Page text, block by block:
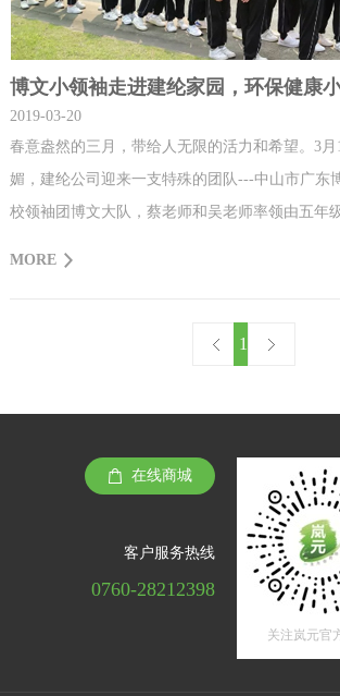
博文小领袖走进建纶家园，环保健康
2019-03-20
春意盎然的三月，带给人无限的活力和希望。3月
媚，建纶公司迎来一支特殊的团队---中山市广东
校领袖团博文大队，蔡老师和吴老师率领由五年
做绿色人生使者，共创美好家园！
MORE
1
在线商城
客户服务热线
0760-28212398
关注岚元官